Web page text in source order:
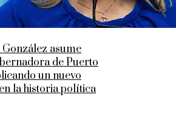
asume
de Puerto
un nuevo
la historia política